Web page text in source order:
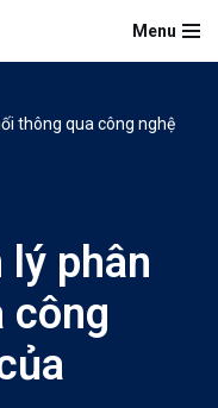
Menu
thông qua công nghệ
lý phân
công